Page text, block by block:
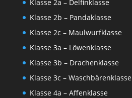
Klasse 2a – Delfinklasse
Klasse 2b – Pandaklasse
Klasse 2c – Maulwurfklasse
Klasse 3a – Löwenklasse
Klasse 3b – Drachenklasse
Klasse 3c – Waschbärenklasse
Klasse 4a – Affenklasse